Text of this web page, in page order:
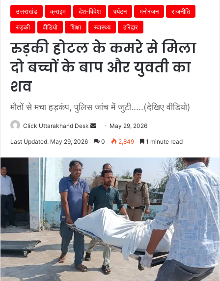
उत्तराखंड क्राइम देश-विदेश पर्यटन मनोरंजन
राजनीति
रुड़की
वीडियो शिक्षा स्वास्थ्य हरिद्वार
रुड़की होटल के कमरे से मिला
दो बच्चों के बाप और युवती का
शव
मौतों से मचा हड़कंप, पुलिस जांच में जुटी.....(देखिए वीडियो)
Click Uttarakhand Desk
e
a
n
m
l
May 29, 2026
Last Updated: May 29, 2026 0 2,849 1 minute read